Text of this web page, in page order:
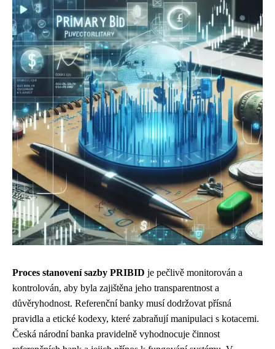
Proces stanovení sazby PRIBID je pečlivě monitorován a
kontrolován, aby byla zajištěna jeho transparentnost a
důvěryhodnost. Referenční banky musí dodržovat přísná
pravidla a etické kodexy, které zabraňují manipulaci s kotacemi.
Česká národní banka pravidelně vyhodnocuje činnost